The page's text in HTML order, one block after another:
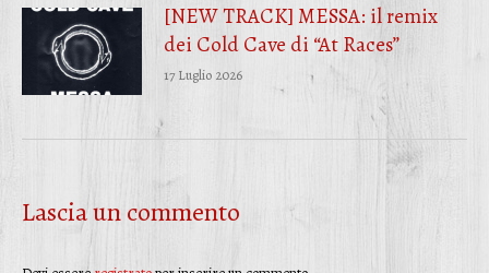
[NEW TRACK] MESSA: il remix
dei Cold Cave di “At Races”
17 Luglio 2026
Lascia un commento